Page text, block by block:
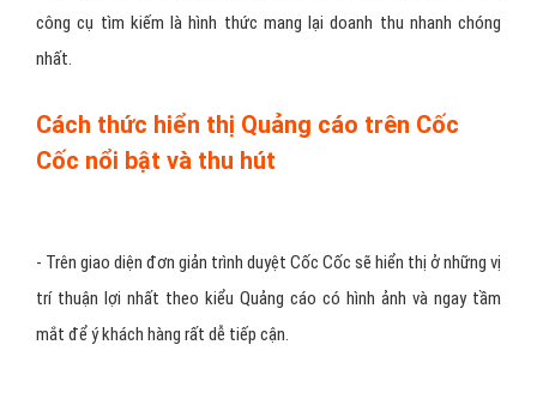
công cụ tìm kiếm là hình thức mang lại doanh thu nhanh chóng
nhất.
Cách thức hiển thị Quảng cáo trên Cốc
Cốc nổi bật và thu hút
- Trên giao diện đơn giản trình duyệt Cốc Cốc sẽ hiển thị ở những vị
trí thuận lợi nhất theo kiểu Quảng cáo có hình ảnh và ngay tầm
mắt để ý khách hàng rất dễ tiếp cận.